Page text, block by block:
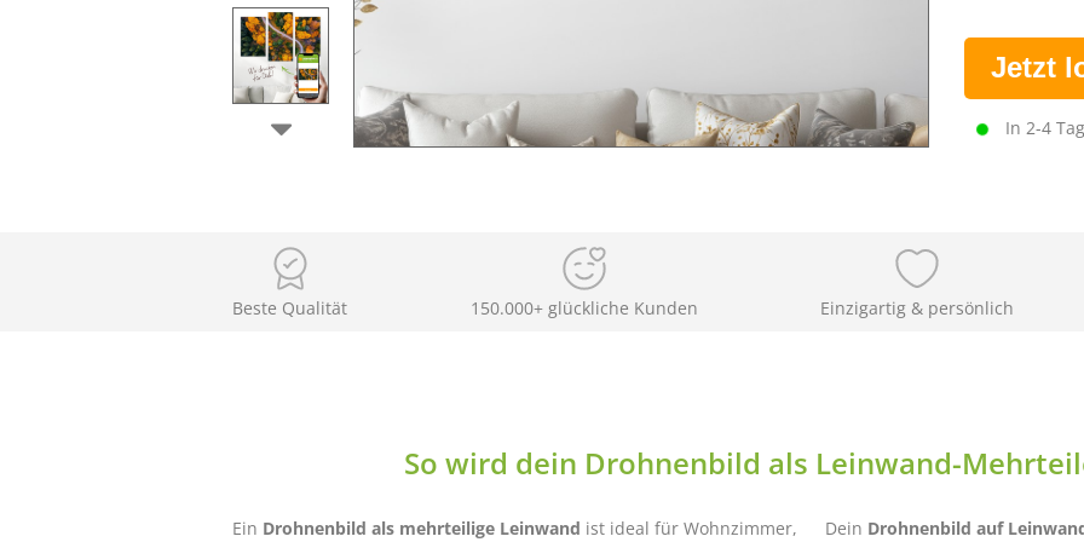
Jetzt
In 2-4
Beste Qualität 150.000+ glückliche Kunden Einzigartig & persönlich
So wird dein Drohnenbild als Leinwand-
Ein Drohnenbild als mehrteilige Leinwand ist ideal für Wohnzimmer,
Dein Drohnenbild auf